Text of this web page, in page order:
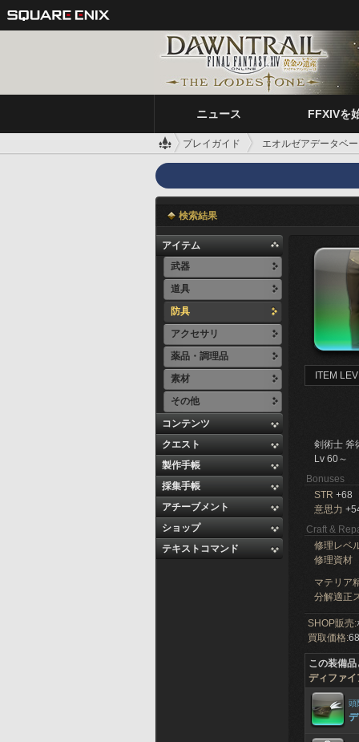
ニュース FFXIVを
プレイガイド エオルゼアデータベ
検索結果
アイテム
武器
道具
防具
アクセサリ
薬品・調理品
素材
その他
コンテンツ
クエスト
製作手帳
採集手帳
アチーブメント
ショップ
テキストコマンド
ITEM
剣術士 斧
Lv 60～
Bonuses
STR +68
意思力
Craft &
修理レベ
修理資材
マテリア
分解適正
SHOP販売:
買取価格:
この装備
ディファ
頭